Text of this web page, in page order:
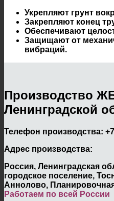
Укрепляют грунт
Закрепляют конец
Обеспечивают
Защищают от
вибраций.
Производство
Ленинградской
Телефон производства:
Адрес производства:
Россия, Ленинградская
городское поселение,
Аннолово,
Работаем по всей России